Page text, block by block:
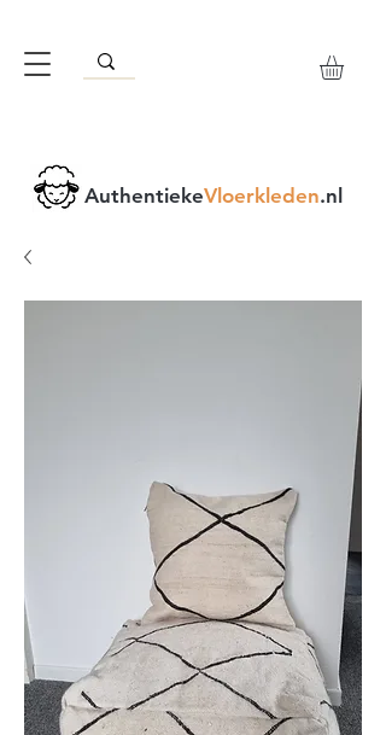
AuthentiekeVloerkleden.nl